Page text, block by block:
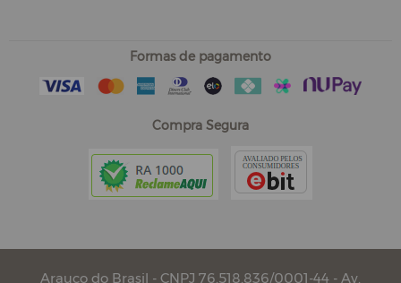
Formas de pagamento
Compra Segura
Arauco do Brasil - CNPJ 76.518.836/0001-44 - Av.